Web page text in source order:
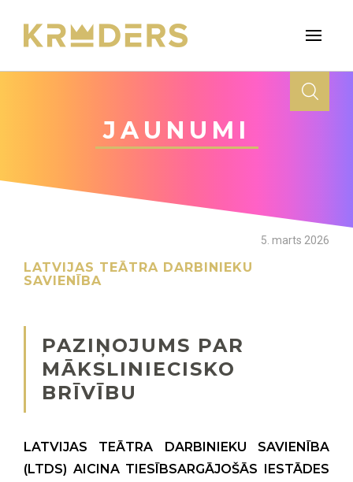
JAUNUMI
5. marts 2026
LATVIJAS TEĀTRA DARBINIEKU
SAVIENĪBA
PAZIŅOJUMS PAR
MĀKSLINIECISKO
BRĪVĪBU
LATVIJAS TEĀTRA DARBINIEKU SAVIENĪBA
(LTDS) AICINA TIESĪBSARGĀJOŠĀS IESTĀDES